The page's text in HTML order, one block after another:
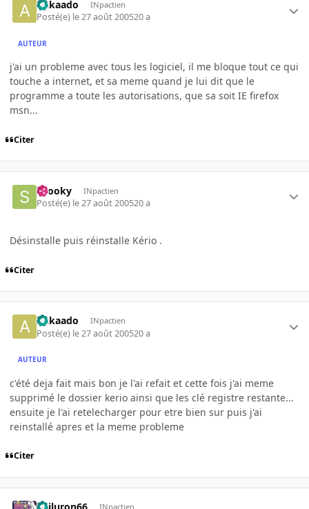
Aakaado INpactien
Posté(e) le 27 août 200520 a
AUTEUR
j'ai un probleme avec tous les logiciel, il me bloque tout ce qui
touche a internet, et sa meme quand je lui dit que le
programme a toute les autorisations, que sa soit IE firefox
msn...
Citer
snooky INpactien
Posté(e) le 27 août 200520 a
Désinstalle puis réinstalle Kério .
Citer
Aakaado INpactien
Posté(e) le 27 août 200520 a
AUTEUR
c'été deja fait mais bon je l'ai refait et cette fois j'ai meme
supprimé le dossier kerio ainsi que les clé registre restante...
ensuite je l'ai retelecharger pour etre bien sur puis j'ai
reinstallé apres et la meme probleme
Citer
INpactien